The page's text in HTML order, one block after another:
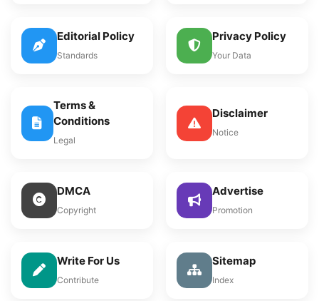
Editorial Policy
Standards
Privacy Policy
Your Data
Terms &
Conditions
Legal
Disclaimer
Notice
DMCA
Copyright
Advertise
Promotion
Write For Us
Contribute
Sitemap
Index